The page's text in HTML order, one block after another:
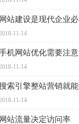
网站建设是现代企业
11-14
机网站优化需要注
11-14
索引擎整站营销就
11-14
网站流量决定访问率